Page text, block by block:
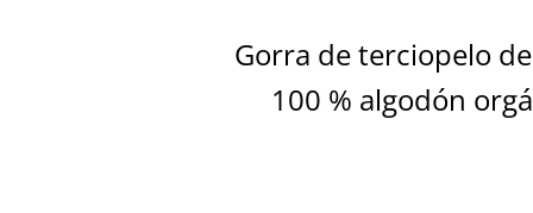
Gorra de terciopelo
100 % algodón